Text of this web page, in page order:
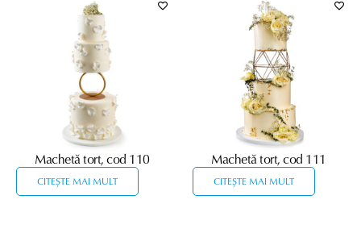
Machetă tort, cod 110
CITEȘTE MAI MULT
Machetă tort, cod 111
CITEȘTE MAI MULT